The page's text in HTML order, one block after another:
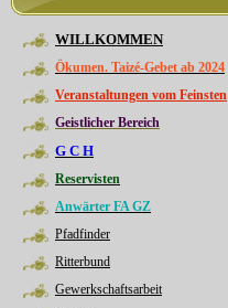
WILLKOMMEN
Ökumen. Taizé-Gebet ab 2024
Veranstaltungen vom Feinsten
Geistlicher Bereich
G C H
Reservisten
Anwärter FA GZ
Pfadfinder
Ritterbund
Gewerkschaftsarbeit